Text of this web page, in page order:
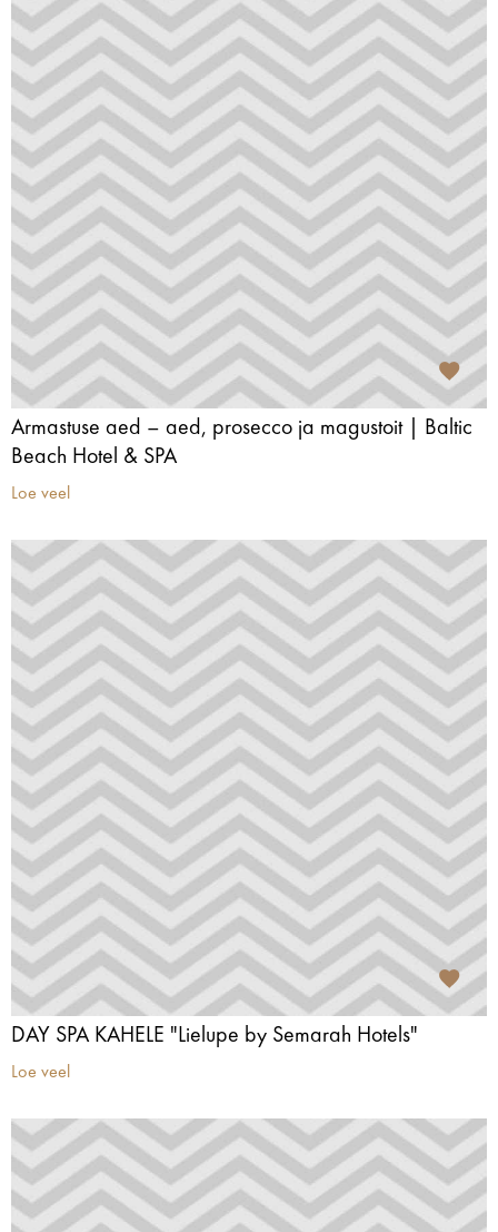
Armastuse aed – aed, prosecco ja magustoit | Baltic
Beach Hotel & SPA
Loe veel
DAY SPA KAHELE "Lielupe by Semarah Hotels"
Loe veel